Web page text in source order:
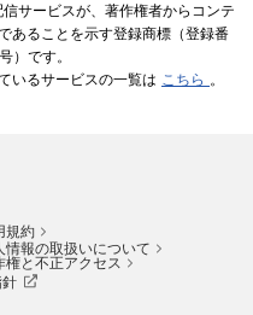
サービスが、著作権者からコンテ
あることを示す登録商標（登録番
です。
いるサービスの一覧は こちら 。
規約
情報の取扱いについて
権と不正アクセス